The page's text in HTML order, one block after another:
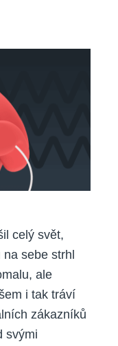
celý svět,
na sebe strhl
ale
i tak tráví
zákazníků
svými